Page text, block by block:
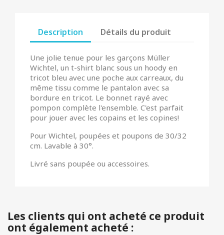
Description Détails du produit
Une jolie tenue pour les garçons Müller
Wichtel, un t-shirt blanc sous un hoody en
tricot bleu avec une poche aux carreaux, du
même tissu comme le pantalon avec sa
bordure en tricot. Le bonnet rayé avec
pompon complète l'ensemble. C'est parfait
pour jouer avec les copains et les copines!
Pour Wichtel, poupées et poupons de 30/32
cm. Lavable à 30°.
Livré sans poupée ou accessoires.
Les clients qui ont acheté ce produit
ont également acheté :